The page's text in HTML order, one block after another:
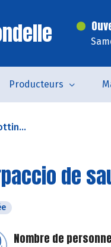
Producteurs
de
Nombre de